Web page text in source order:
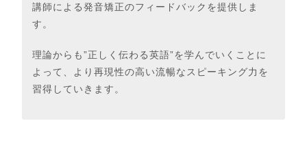
講師による発音矯正のフィードバックを提供しま
す。
理論からも”正しく伝わる英語”を学んでいくことに
よって、より再現性の高い流暢なスピーキング力を
習得していきます。